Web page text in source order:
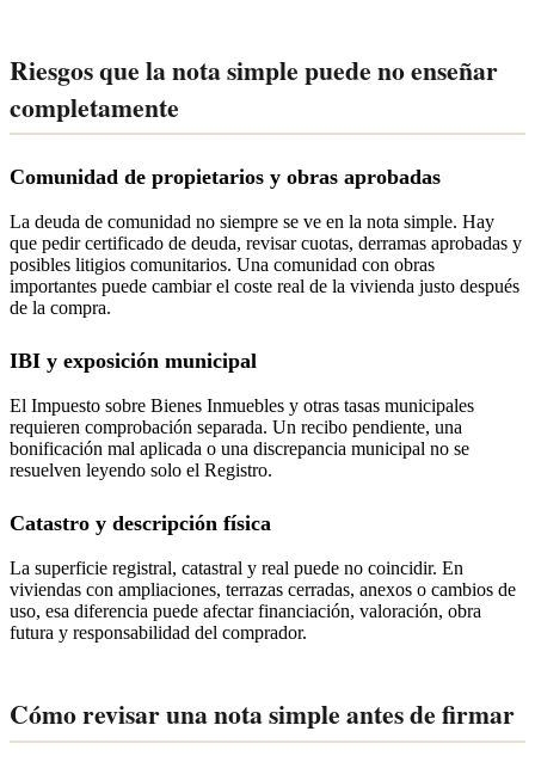
Riesgos que la nota simple puede no enseñar
completamente
Comunidad de propietarios y obras aprobadas
La deuda de comunidad no siempre se ve en la nota simple. Hay
que pedir certificado de deuda, revisar cuotas, derramas aprobadas y
posibles litigios comunitarios. Una comunidad con obras
importantes puede cambiar el coste real de la vivienda justo después
de la compra.
IBI y exposición municipal
El Impuesto sobre Bienes Inmuebles y otras tasas municipales
requieren comprobación separada. Un recibo pendiente, una
bonificación mal aplicada o una discrepancia municipal no se
resuelven leyendo solo el Registro.
Catastro y descripción física
La superficie registral, catastral y real puede no coincidir. En
viviendas con ampliaciones, terrazas cerradas, anexos o cambios de
uso, esa diferencia puede afectar financiación, valoración, obra
futura y responsabilidad del comprador.
Cómo revisar una nota simple antes de firmar